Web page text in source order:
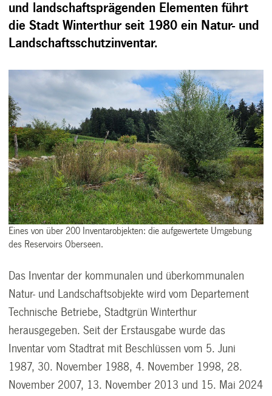
und landschaftsprägenden Elementen führt
die Stadt Winterthur seit 1980 ein Natur- und
Landschaftsschutzinventar.
Eines von über 200 Inventarobjekten: die aufgewertete Umgebung
des Reservoirs Oberseen.
Das Inventar der kommunalen und überkommunalen
Natur- und Landschaftsobjekte wird vom Departement
Technische Betriebe, Stadtgrün Winterthur
herausgegeben. Seit der Erstausgabe wurde das
Inventar vom Stadtrat mit Beschlüssen vom 5. Juni
1987, 30. November 1988, 4. November 1998, 28.
November 2007, 13. November 2013 und 15. Mai 2024